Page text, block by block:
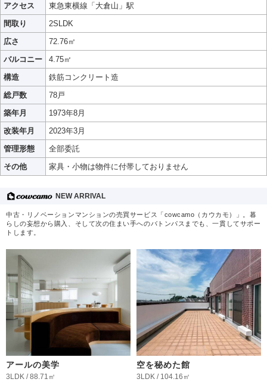
アクセス
東急東横線「大倉山」駅
間取り
2SLDK
広さ
72.76㎡
バルコニー
4.75㎡
構造
鉄筋コンクリート造
総戸数
78戸
築年月
1973年8月
改装年月
2023年3月
管理形態
全部委託
その他
家具・小物は物件に付帯しておりません
NEW ARRIVAL
中古・リノベーションマンションの売買サービス「cowcamo（カウカモ）」。暮
らしの妄想から購入、そして次の住まい手へのバトンパスまでも、一貫してサポー
トします。
アールの美学
3LDK / 88.71㎡
空を秘めた館
3LDK / 104.16㎡